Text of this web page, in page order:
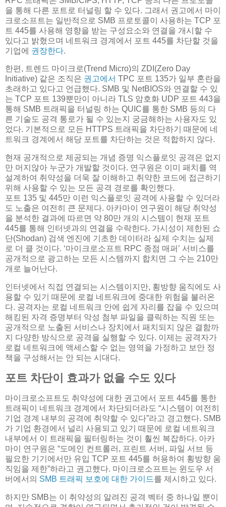
을 통해 다른 포트로 터널링 할 수 있다. 그래서 권고에서 마이
크로소프트는 일반적으로 SMB 프로토콜이 사용하는 TCP 포
트 445를 사용해 영향을 받는 구성요소와 연결을 개시할 수
있다고 밝혔으며 네트워크 경계에서 포트 445를 차단할 것을
기업에 권장한다.
한편, 트렌드 마이크로(Trend Micro)의 ZDI(Zero Day
Initiative) 같은 조직은 권고에서 TPC 포트 135가 일부 혼란을
초래하고 있다고 언급했다. SMB 및 NetBIOS와 연결할 수 있
는 TCP 포트 139뿐만이 아니라 TLS 암호화 UDP 포트 443을
통해 SMB 트래픽을 터널링 하는 QUIC를 통한 SMB 등의 다
른 기술도 공격 통로가 될 수 있는지 궁금해하는 사용자도 있
었다. 기본적으로 모든 HTTPS 트래픽을 차단하기 때문에 네
트워크 경계에서 해당 포트를 차단하는 것은 적합하지 않다.
현재 공개적으로 제공되는 개념 증명 익스플로잇 공격은 없지
만 머지않아 누군가 개발할 것이다. 연구원은 이미 패치를 역
설계하여 취약성을 더욱 잘 이해하고 취약한 코드에 접근하기
위해 사용할 수 있는 모든 공격 경로를 확인했다.
포트 135 및 445만 이런 익스플로잇 공격에 사용할 수 있더라
도 노출은 여전히 큰 문제다. 아카마이 연구원이 해당 취약성
을 분석한 결과에 따르면 약 80만 개의 시스템이 현재 포트
445를 통해 인터넷과의 연결을 수락한다. 가시성이 제한된 쇼
단(Shodan) 검색 엔진에 기초한 데이터라 실제 수치는 실제
로 더 클 것이다. ‘마이크로소프트 RPC 종점 매퍼’ 서비스를
공개적으로 광고하는 모든 시스템까지 합치면 그 수는 210만
개로 늘어난다.
인터넷에서 직접 연결되는 시스템이지만, 횡방향 움직에도 사
용할 수 있기 때문에 로컬 네트워크에 중대한 위험을 불러온
다. 공격자는 로컬 네트워크 안에 쉽게 자리를 잡을 수 있으며
해킹된 자격 증명부터 악성 첨부 파일을 클릭하는 직원 또는
공개적으로 노출된 서비스나 장치에서 패치되지 않은 결함까
지 다양한 방식으로 공격을 실행할 수 있다. 이제는 공격자가
로컬 네트워크에 액세스할 수 없는 영역을 가정하고 보안 정
책을 구성해서는 안 되는 시대다.
포트 차단이 효과가 없을 수도 있다
마이크로소프트도 취약성에 대한 권고에서 포트 445를 통한
트래픽이 네트워크 경계에서 차단되더라도 “시스템이 여전히
기업 경계 내부의 공격에 취약할 수 있다”라고 경고했다. SMB
가 기업 환경에서 널리 사용되고 있기 때문에 로컬 네트워크
내부에서 이 트래픽을 필터링하는 것이 훨씬 복잡하다. 아카
마이 연구원은 “도메인 컨트롤러, 프린트 서버, 파일 서브 등
필요한 기기에서만 유입 TCP 포트 445를 허용하여 횡방향 움
직임을 제한”하라고 권고했다. 마이크로소프트는 윈도우 서
버에서의 SMB 트래픽 보호에 대한 가이드를 제시하고 있다.
하지만 SMB는 이 취약성의 알려진 공격 벡터 중 하나일 뿐이